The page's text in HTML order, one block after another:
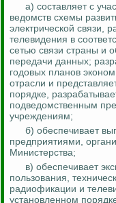
а) составляет с
ведомств схемы
электрической связи,
телевидения в
сетью связи страны и
передачи данных;
годовых планов
отрасли и
порядке,
подведомственным
учреждениям;
б) обеспечивает
предприятиями,
Министерства;
в) обеспечивает
пользования,
радиофикации и
установленном